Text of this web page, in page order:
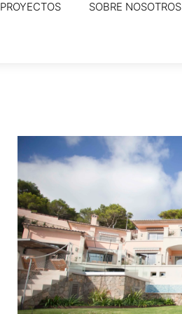
PROYECTOS SOBRE NOSOTROS